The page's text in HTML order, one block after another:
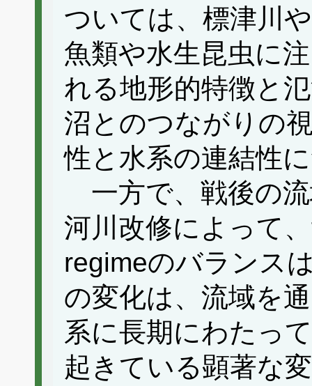
ついては、標津川
魚類や水生昆虫に
れる地形的特徴と
沼とのつながりの
性と水系の連結性
一方で、戦後の
河川改修によって
regimeのバランス
の変化は、流域を
系に長期にわたっ
起きている顕著な